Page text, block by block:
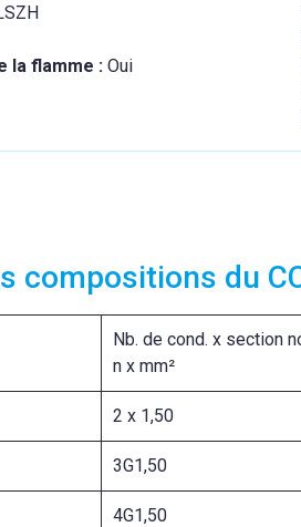
la flamme : Oui
compositions du
Nb. de cond. x section
n x mm²
2 x 1,50
3G1,50
4G1,50